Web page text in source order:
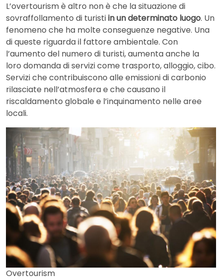
L’overtourism è altro non è che la situazione di
sovraffollamento di turistiin un determinato luogo. Un
fenomeno che ha molte conseguenze negative. Una
di queste riguarda il fattore ambientale. Con
l’aumento del numero di turisti, aumenta anche la
loro domanda di servizi come trasporto, alloggio, cibo.
Servizi che contribuiscono alle emissioni di carbonio
rilasciate nell’atmosfera e che causano il
riscaldamento globale e l’inquinamento nelle aree
locali.
Overtourism